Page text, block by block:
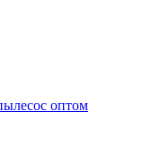
оптом